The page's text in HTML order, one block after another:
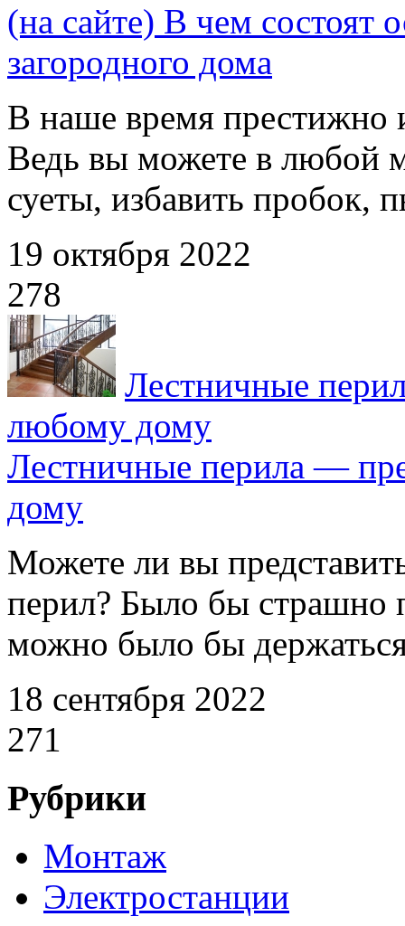
(на сайте) В чем состоят
загородного дома
В наше время престижно
Ведь вы можете в любой
суеты, избавить пробок,
19 октября 2022
278
Лестничные
любому дому
Лестничные перила —
дому
Можете ли вы
перил? Было бы страшно
можно было бы
18 сентября 2022
271
Рубрики
Монтаж
Электростанции